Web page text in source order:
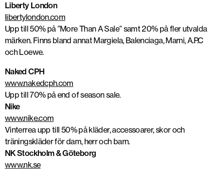
Liberty London
libertylondon.com
Upp till 50% på ”More Than A Sale” samt 20% på fler utvalda
märken. Finns bland annat Margiela, Balenciaga, Marni, A.P.C
och Loewe.
Naked CPH
www.nakedcph.com
Upp till 70% på end of season sale.
Nike
www.nike.com
Vinterrea upp till 50% på kläder, accessoarer, skor och
träningskläder för dam, herr och barn.
NK Stockholm & Göteborg
www.nk.se